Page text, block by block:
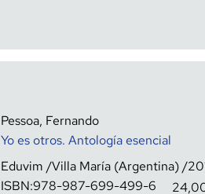
Pessoa, Fernando
Yo es otros. Antología esencial
Eduvim Villa María (Argentina)
ISBN:978-987-699-499-6